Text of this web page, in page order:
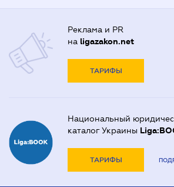
Реклама и PR
на ligazakon.net
ТАРИФЫ
Национальный
каталог Украины
ТАРИФЫ